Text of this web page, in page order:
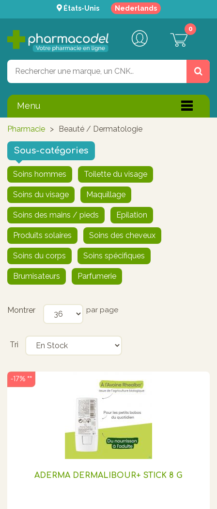
États-Unis Nederlands
0
Menu
Pharmacie > Beauté / Dermatologie
Sous-catégories
Soins hommes Toilette du visage
Soins du visage Maquillage
Soins des mains / pieds Epilation
Produits solaires Soins des cheveux
Soins du corps Soins spécifiques
Brumisateurs Parfumerie
Montrer par page
Tri
ADERMA DERMALIBOUR+ STICK 8 G
-17% **